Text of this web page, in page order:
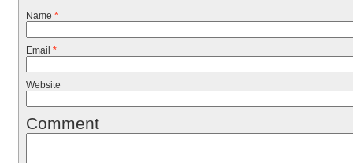
Name *
Email *
Website
Comment